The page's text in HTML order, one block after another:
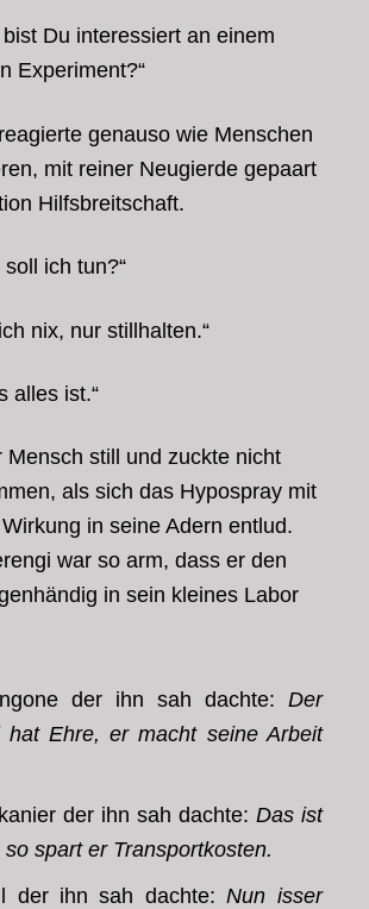
Du interessiert an einem
Experiment?“
genauso wie Menschen
mit reiner Neugierde gepaart
Hilfsbreitschaft.
ich tun?“
nix, nur stillhalten.“
alles ist.“
Mensch still und zuckte nicht
als sich das Hypospray mit
in seine Adern entlud.
war so arm, dass er den
in sein kleines Labor
der ihn sah dachte: Der
hat Ehre, er macht seine Arbeit
der ihn sah dachte: Das ist
spart er Transportkosten.
der ihn sah dachte: Nun isser